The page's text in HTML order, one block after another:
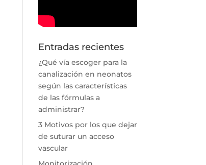
Entradas recientes
¿Qué vía escoger para la
canalización en neonatos
según las características
de las fórmulas a
administrar?
3 Motivos por los que dejar
de suturar un acceso
vascular